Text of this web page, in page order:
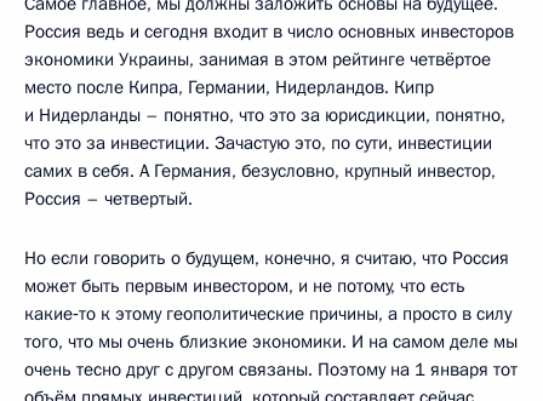
Россия ведь и сегодня входит в число основных инвесторов
экономики Украины, занимая в этом рейтинге четвёртое
место после Кипра, Германии, Нидерландов. Кипр
и Нидерланды – понятно, что это за юрисдикции, понятно,
что это за инвестиции. Зачастую это, по сути, инвестиции
самих в себя. А Германия, безусловно, крупный инвестор,
Россия – четвертый.
Но если говорить о будущем, конечно, я считаю, что Россия
может быть первым инвестором, и не потому, что есть
какие‑то к этому геополитические причины, а просто в силу
того, что мы очень близкие экономики. И на самом деле мы
очень тесно друг с другом связаны. Поэтому на 1 января тот